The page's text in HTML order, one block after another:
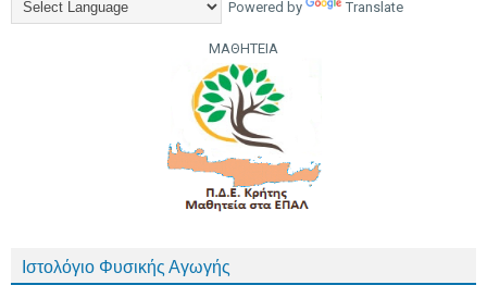
Powered by Translate
ΜΑΘΗΤΕΙΑ
Ιστολόγιο Φυσικής Αγωγής